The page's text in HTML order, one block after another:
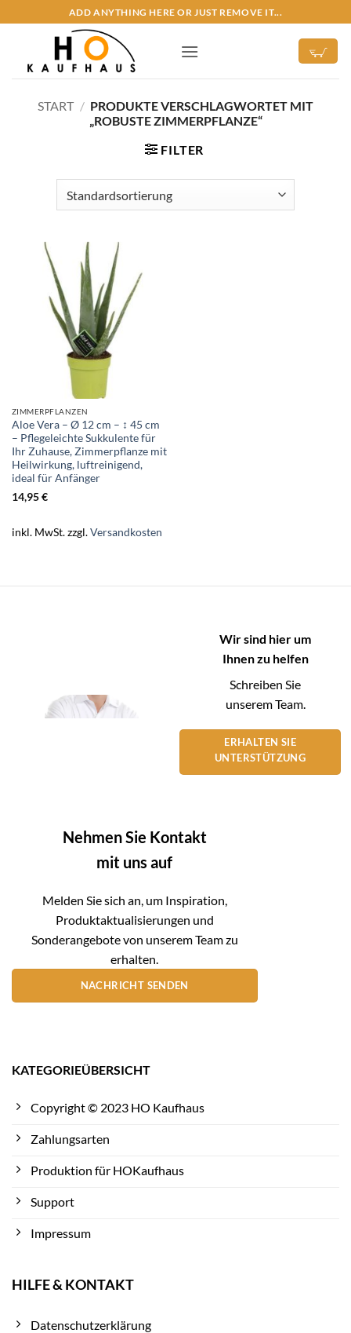
Inhalt
ADD ANYTHING HERE OR JUST REMOVE IT...
START / PRODUKTE VERSCHLAGWORTET MIT
„ROBUSTE ZIMMERPFLANZE“
FILTER
ZIMMERPFLANZEN
Aloe Vera – Ø 12 cm – ↕ 45 cm
– Pflegeleichte Sukkulente für
Ihr Zuhause, Zimmerpflanze mit
Heilwirkung, luftreinigend,
ideal für Anfänger
14,95€
inkl. MwSt.zzgl.Versandkosten
Wir sind hier um
Ihnen zu helfen
Schreiben Sie
unserem Team.
ERHALTEN SIE
UNTERSTÜTZUNG
Nehmen Sie Kontakt
mit uns auf
Melden Sie sich an, um Inspiration,
Produktaktualisierungen und
Sonderangebote von unserem Team zu
erhalten.
NACHRICHT SENDEN
KATEGORIEÜBERSICHT
Copyright © 2023 HO Kaufhaus
Zahlungsarten
Produktion für HOKaufhaus
Support
Impressum
HILFE & KONTAKT
Datenschutzerklärung